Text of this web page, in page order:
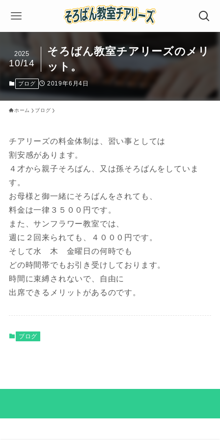
そろばん教室チアリーズのメリ
ット。
2025
10/14
ブログ 2019年6月4日
ホーム ブログ
チアリーズの料金体制は、習い事としては
割安感があります。
４才から親子そろばん、又は孫そろばんをしていま
す。
お母様と御一緒にそろばんをされても、
料金は一律３５００円です。
また、サンフラワー教室では、
週に２回来られても、４０００円です。
そして水 木 金曜日の何時でも
どの時間帯でもお引き受けしております。
時間に束縛されないで、自由に
出席できるメリットがあるのです。
ブログ